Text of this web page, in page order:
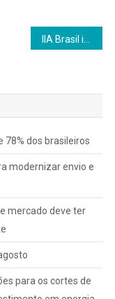
IIA Brasil inicia divulgação do XXX Congresso Latino-Americano de Auditoria Interna – CLAI 2026
dos brasileiros
modernizar envio e
mercado deve ter
para os cortes de